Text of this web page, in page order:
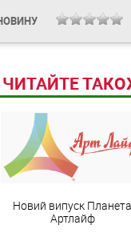
ЧИТАЙТЕ
Новий випуск Планета
Артлайф